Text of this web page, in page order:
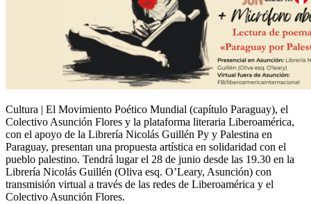
Cultura | El Movimiento Poético Mundial (capítulo Paraguay), el
Colectivo Asunción Flores y la plataforma literaria Liberoamérica,
con el apoyo de la Librería Nicolás Guillén Py y Palestina en
Paraguay, presentan una propuesta artística en solidaridad con el
pueblo palestino. Tendrá lugar el 28 de junio desde las 19.30 en la
Librería Nicolás Guillén (Oliva esq. O’Leary, Asunción) con
transmisión virtual a través de las redes de Liberoamérica y el
Colectivo Asunción Flores.